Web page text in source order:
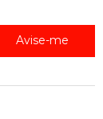
Avise-me